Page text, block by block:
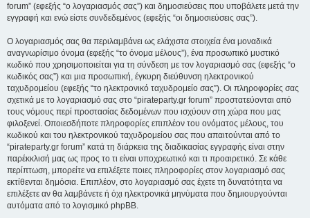
forum” (εφεξής “ο λογαριασμός σας”) και δημοσιεύσεις που υποβάλετε μετά την
εγγραφή και ενώ είστε συνδεδεμένος (εφεξής “οι δημοσιεύσεις σας”).
Ο λογαριασμός σας θα περιλαμβάνει ως ελάχιστα στοιχεία ένα μοναδικά
αναγνωρίσιμο όνομα (εφεξής “το όνομα μέλους”), ένα προσωπικό μυστικό
κωδικό που χρησιμοποιείται για τη σύνδεση με τον λογαριασμό σας (εφεξής “ο
κωδικός σας”) και μια προσωπική, έγκυρη διεύθυνση ηλεκτρονικού
ταχυδρομείου (εφεξής “το ηλεκτρονικό ταχυδρομείο σας”). Οι πληροφορίες σας
σχετικά με το λογαριασμό σας στο “pirateparty.gr forum” προστατεύονται από
τους νόμους περί προστασίας δεδομένων που ισχύουν στη χώρα που μας
φιλοξενεί. Οποιεσδήποτε πληροφορίες επιπλέον του ονόματος μέλους, του
κωδικού και του ηλεκτρονικού ταχυδρομείου σας που απαιτούνται από το
“pirateparty.gr forum” κατά τη διάρκεια της διαδικασίας εγγραφής είναι στην
παρέκκλισή μας ως προς το τι είναι υποχρεωτικό και τι προαιρετικό. Σε κάθε
περίπτωση, μπορείτε να επιλέξετε ποιες πληροφορίες στον λογαριασμό σας
εκτίθενται δημόσια. Επιπλέον, στο λογαριασμό σας έχετε τη δυνατότητα να
επιλέξετε αν θα λαμβάνετε ή όχι ηλεκτρονικά μηνύματα που δημιουργούνται
αυτόματα από το λογισμικό phpBB.